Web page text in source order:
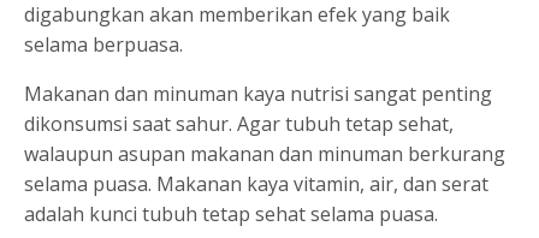
digabungkan akan memberikan efek yang baik
selama berpuasa.
Makanan dan minuman kaya nutrisi sangat penting
dikonsumsi saat sahur. Agar tubuh tetap sehat,
walaupun asupan makanan dan minuman berkurang
selama puasa. Makanan kaya vitamin, air, dan serat
adalah kunci tubuh tetap sehat selama puasa.